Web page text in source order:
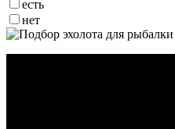
есть
нет